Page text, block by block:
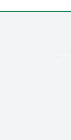
opens in